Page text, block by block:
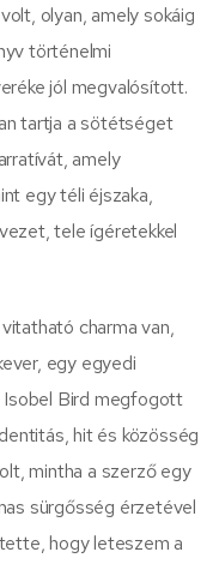
olyan, amely sokáig
történelmi
jól megvalósított.
tartja a sötétséget
amely
egy téli éjszaka,
tele ígéretekkel
charma van,
egy egyedi
Isobel Bird megfogott
hit és közösség
mintha a szerző egy
sürgősség érzetével
hogy leteszem a